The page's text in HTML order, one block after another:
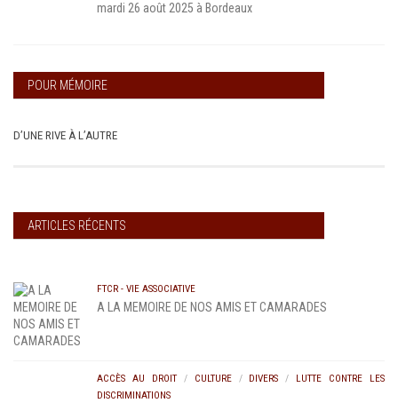
mardi 26 août 2025 à Bordeaux
POUR MÉMOIRE
D’UNE RIVE À L’AUTRE
ARTICLES RÉCENTS
FTCR - VIE ASSOCIATIVE
A LA MEMOIRE DE NOS AMIS ET CAMARADES
ACCÈS AU DROIT/ CULTURE/ DIVERS / LUTTE CONTRE LES
DISCRIMINATIONS